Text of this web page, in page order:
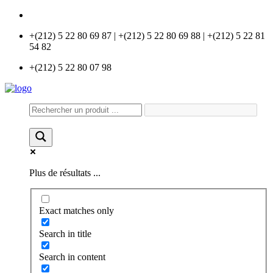
+(212) 5 22 80 69 87 | +(212) 5 22 80 69 88 | +(212) 5 22 81
54 82
+(212) 5 22 80 07 98
Plus de résultats ...
Exact matches only
Search in title
Search in content